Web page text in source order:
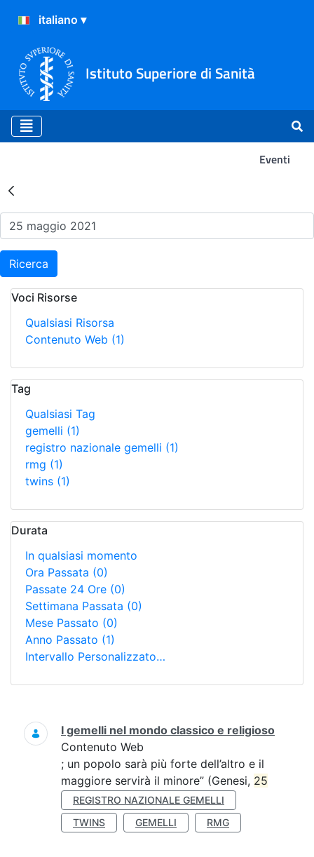
Istituto Superiore di Sanità
Eventi
Risultati della Ricerca -
Ricerca
Voci Risorse
Qualsiasi Risorsa
Contenuto Web (1)
Tag
Qualsiasi Tag
gemelli (1)
registro nazionale gemelli (1)
rmg (1)
twins (1)
Durata
In qualsiasi momento
Ora Passata (0)
Passate 24 Ore (0)
Settimana Passata (0)
Mese Passato (0)
Anno Passato (1)
Intervallo Personalizzato…
Ricerca
I gemelli nel mondo classico e religioso
Contenuto Web
; un popolo sarà più forte dell’altro e il
maggiore servirà il minore” (Genesi, 25
REGISTRO NAZIONALE GEMELLI
TWINS
GEMELLI RMG